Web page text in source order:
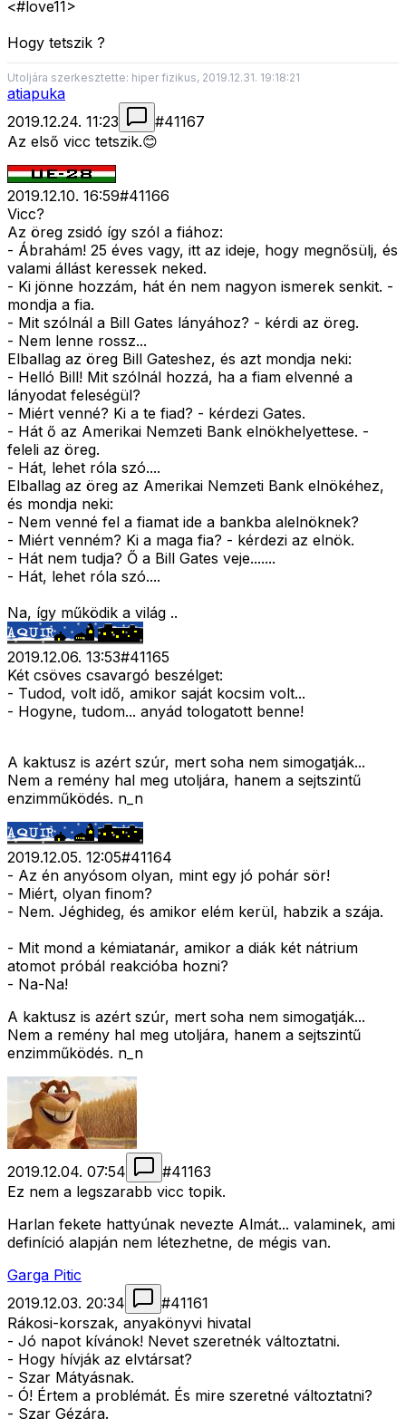
<#love11>
Hogy tetszik ?
Utoljára szerkesztette: hiper fizikus, 2019.12.31. 19:18:21
atiapuka
2019.12.24. 11:23
#41167
Az első vicc tetszik.😊
2019.12.10. 16:59#41166
Vicc?
Az öreg zsidó így szól a fiához:
- Ábrahám! 25 éves vagy, itt az ideje, hogy megnősülj, és
valami állást keressek neked.
- Ki jönne hozzám, hát én nem nagyon ismerek senkit. -
mondja a fia.
- Mit szólnál a Bill Gates lányához? - kérdi az öreg.
- Nem lenne rossz...
Elballag az öreg Bill Gateshez, és azt mondja neki:
- Helló Bill! Mit szólnál hozzá, ha a fiam elvenné a
lányodat feleségül?
- Miért venné? Ki a te fiad? - kérdezi Gates.
- Hát ő az Amerikai Nemzeti Bank elnökhelyettese. -
feleli az öreg.
- Hát, lehet róla szó....
Elballag az öreg az Amerikai Nemzeti Bank elnökéhez,
és mondja neki:
- Nem venné fel a fiamat ide a bankba alelnöknek?
- Miért venném? Ki a maga fia? - kérdezi az elnök.
- Hát nem tudja? Ő a Bill Gates veje.......
- Hát, lehet róla szó....
Na, így működik a világ ..
2019.12.06. 13:53#41165
Két csöves csavargó beszélget:
- Tudod, volt idő, amikor saját kocsim volt...
- Hogyne, tudom... anyád tologatott benne!
A kaktusz is azért szúr, mert soha nem simogatják...
Nem a remény hal meg utoljára, hanem a sejtszintű
enzimműködés. n_n
2019.12.05. 12:05#41164
- Az én anyósom olyan, mint egy jó pohár sör!
- Miért, olyan finom?
- Nem. Jéghideg, és amikor elém kerül, habzik a szája.
- Mit mond a kémiatanár, amikor a diák két nátrium
atomot próbál reakcióba hozni?
- Na-Na!
A kaktusz is azért szúr, mert soha nem simogatják...
Nem a remény hal meg utoljára, hanem a sejtszintű
enzimműködés. n_n
2019.12.04. 07:54 #41163
Ez nem a legszarabb vicc topik.
Harlan fekete hattyúnak nevezte Almát... valaminek, ami
definíció alapján nem létezhetne, de mégis van.
Garga Pitic
2019.12.03. 20:34
#41161
Rákosi-korszak, anyakönyvi hivatal
- Jó napot kívánok! Nevet szeretnék változtatni.
- Hogy hívják az elvtársat?
- Szar Mátyásnak.
- Ó! Értem a problémát. És mire szeretné változtatni?
- Szar Gézára.